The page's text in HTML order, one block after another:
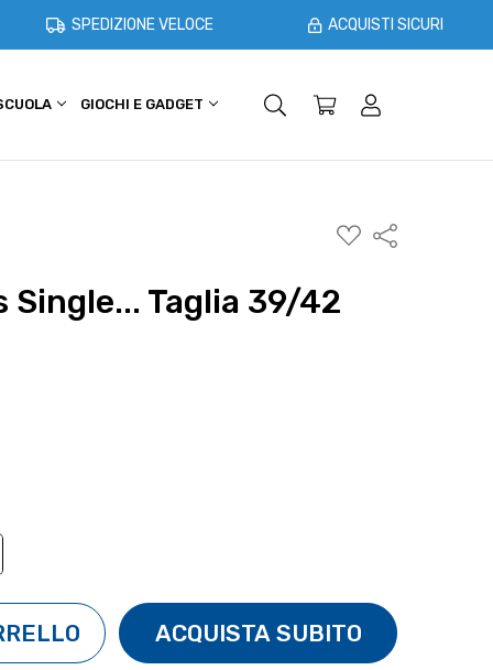
SPEDIZIONE VELOCE ACQUISTI SICURI
GIOCHI E GADGET SHOPPER E CASA
AGGIUNGI
ALLA
Condividi
Single... Taglia 39/42
QUANTITÀ: